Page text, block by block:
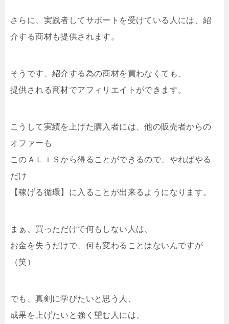
さらに、実践者してサポートを受けている人には、紹
介する商材も提供されます。
そうです、紹介する為の商材を買わなくても、
提供される商材でアフィリエイトができます。
こうして実績を上げた購入者には、他の販売者からの
オファーも
このＡＬｉＳから得ることができるので、やればやる
だけ
【稼げる循環】に入ることが出来るようになります。
まぁ、買っただけで何もしない人は、
お金を失うだけで、何も変わることはないんですが
（笑）
でも、真剣に学びたいと思う人、
成果を上げたいと強く望む人には、